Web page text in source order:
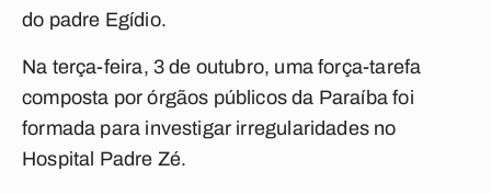
do padre Egídio.
Na terça-feira, 3 de outubro, uma força-tarefa
composta por órgãos públicos da Paraíba foi
formada para investigar irregularidades no
Hospital Padre Zé.